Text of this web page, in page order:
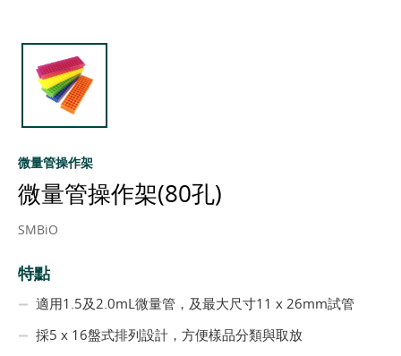
微量管操作架
微量管操作架(80孔)
SMBiO
特點
適用1.5及2.0mL微量管，及最大尺寸11 x 26mm試管
採5 x 16盤式排列設計，方便樣品分類與取放